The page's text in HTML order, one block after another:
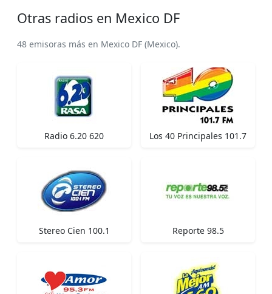
Otras radios en Mexico DF
48 emisoras más en Mexico DF (Mexico).
Radio 6.20 620 Los 40 Principales 101.7
Stereo Cien 100.1 Reporte 98.5